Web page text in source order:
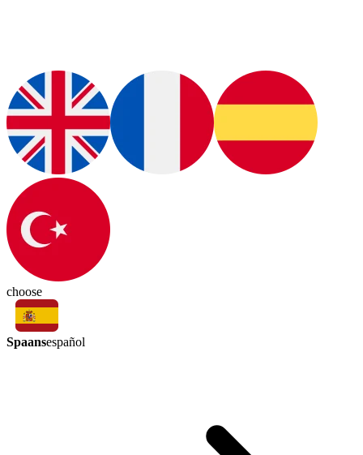
choose
Spaansespañol